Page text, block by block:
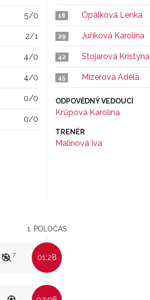
5/0
2/1
4/0
4/0
0/0
0/0
18 Opálková Lenka
29 Juříková Karolína
42 Stojarová Kristýna
45 Mizerová Adéla
ODPOVĚDNÝ VEDOUCÍ
Krůpová Karolína
TRENÉR
Malinová Iva
1. POLOČAS
7 01:28